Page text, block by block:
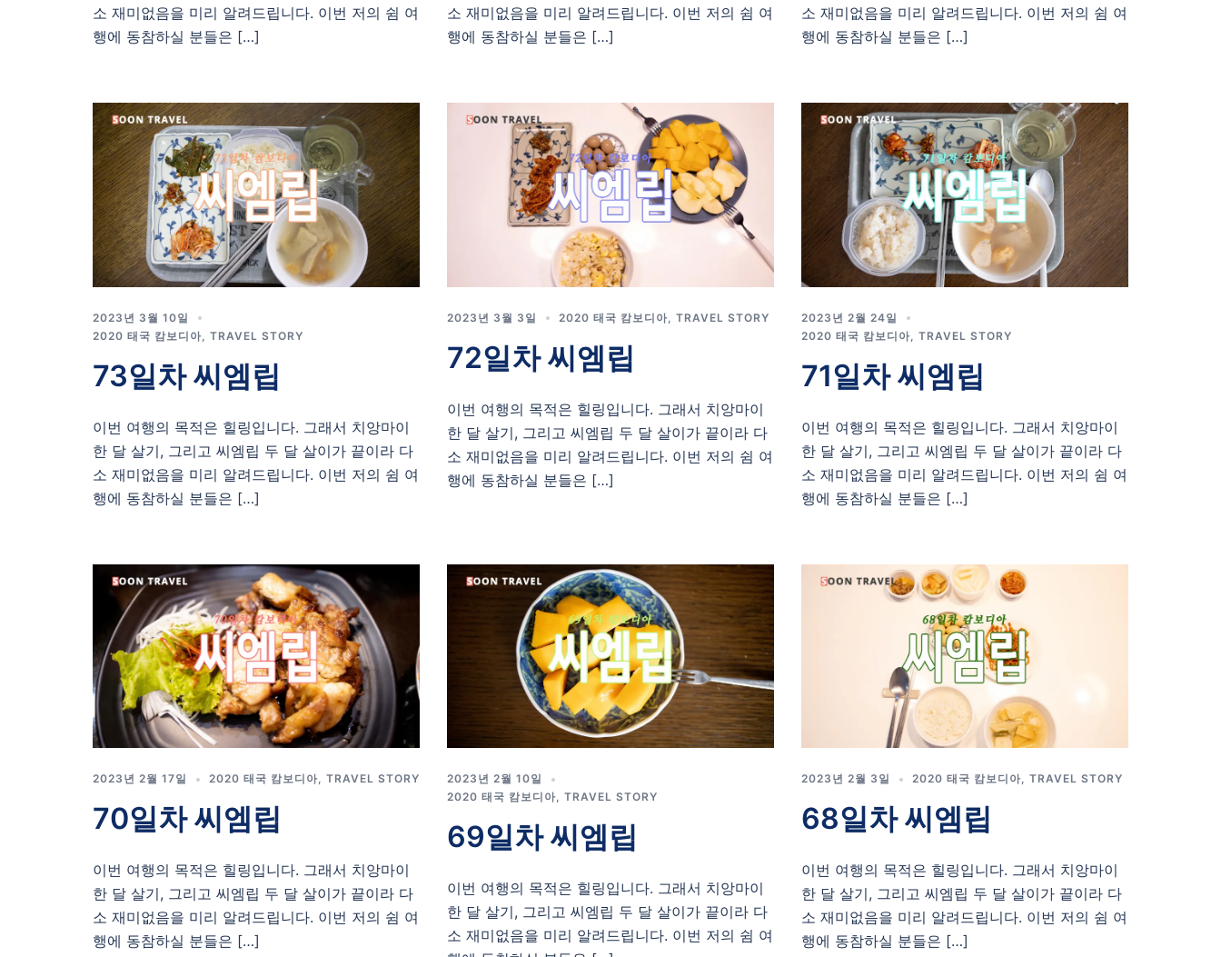
소 재미없음을 미리 알려드립니다. 이번 저의 쉼 여
행에 동참하실 분들은 […]
소 재미없음을 미리 알려드립니다. 이번 저의 쉼 여
행에 동참하실 분들은 […]
소 재미없음을 미리 알려드립니다. 이번 저의 쉼 여
행에 동참하실 분들은 […]
2023년 3월 10일
2020 태국 캄보디아 TRAVEL STORY
73일차 씨엠립
이번 여행의 목적은 힐링입니다. 그래서 치앙마이
한 달 살기, 그리고 씨엠립 두 달 살이가 끝이라 다
소 재미없음을 미리 알려드립니다. 이번 저의 쉼 여
행에 동참하실 분들은 […]
2023년 3월 3일 2020 태국 캄보디아 TRAVEL STORY
72일차 씨엠립
이번 여행의 목적은 힐링입니다. 그래서 치앙마이
한 달 살기, 그리고 씨엠립 두 달 살이가 끝이라 다
소 재미없음을 미리 알려드립니다. 이번 저의 쉼 여
행에 동참하실 분들은 […]
2023년 2월 24일
2020 태국 캄보디아 TRAVEL STORY
71일차 씨엠립
이번 여행의 목적은 힐링입니다. 그래서 치앙마이
한 달 살기, 그리고 씨엠립 두 달 살이가 끝이라 다
소 재미없음을 미리 알려드립니다. 이번 저의 쉼 여
행에 동참하실 분들은 […]
2023년 2월 17일 2020 태국 캄보디아, TRAVEL STORY
70일차 씨엠립
이번 여행의 목적은 힐링입니다. 그래서 치앙마이
한 달 살기, 그리고 씨엠립 두 달 살이가 끝이라 다
소 재미없음을 미리 알려드립니다. 이번 저의 쉼 여
행에 동참하실 분들은 […]
2023년 2월 10일
2020 태국 캄보디아, TRAVEL STORY
69일차 씨엠립
이번 여행의 목적은 힐링입니다. 그래서 치앙마이
한 달 살기, 그리고 씨엠립 두 달 살이가 끝이라 다
소 재미없음을 미리 알려드립니다. 이번 저의 쉼 여
2023년 2월 3일 2020 태국 캄보디아, TRAVEL STORY
68일차 씨엠립
이번 여행의 목적은 힐링입니다. 그래서 치앙마이
한 달 살기, 그리고 씨엠립 두 달 살이가 끝이라 다
소 재미없음을 미리 알려드립니다. 이번 저의 쉼 여
행에 동참하실 분들은 […]